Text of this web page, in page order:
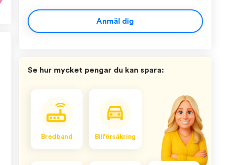
Anmäl dig
Se hur mycket pengar du kan spara:
Bredband Bilförsäkring